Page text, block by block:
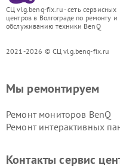
СЦ vlg.benq-fix.ru - сеть сервисных
центров в Волгограде по ремонту и
обслуживанию техники BenQ
2021-2026 © СЦ vlg.benq-fix.ru
Мы ремонтируем
Ремонт мониторов BenQ
Ремонт интерактивных
Контакты сервис